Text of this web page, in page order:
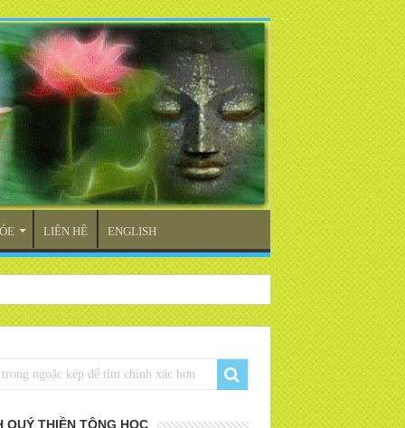
LIÊN HỆ ENGLISH
QUÝ THIỀN TÔNG HỌC